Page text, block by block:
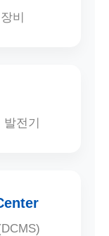
비
전기